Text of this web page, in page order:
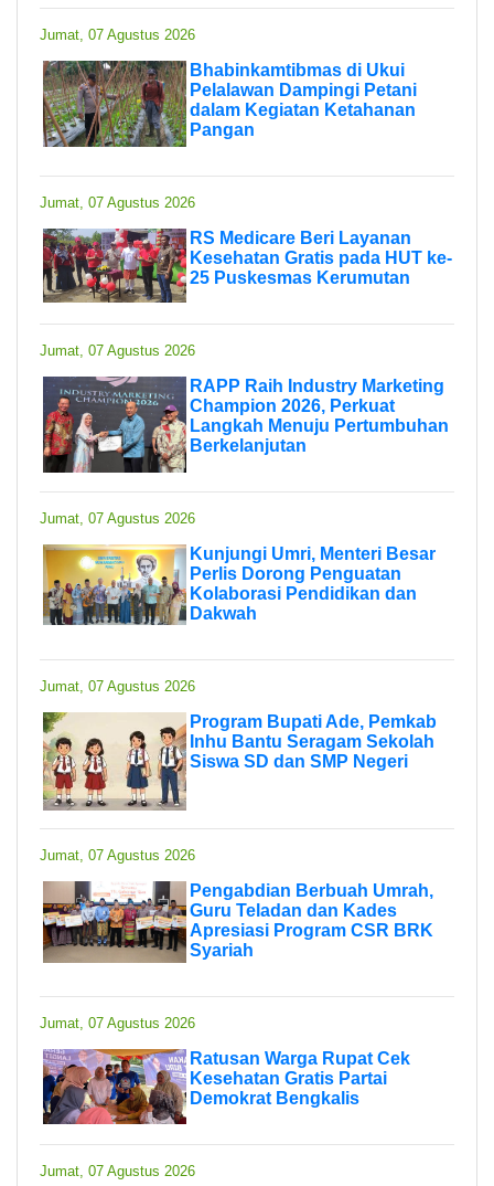
Jumat, 07 Agustus 2026
Bhabinkamtibmas di Ukui
Pelalawan Dampingi Petani
dalam Kegiatan Ketahanan
Pangan
Jumat, 07 Agustus 2026
RS Medicare Beri Layanan
Kesehatan Gratis pada HUT ke-
25 Puskesmas Kerumutan
Jumat, 07 Agustus 2026
RAPP Raih Industry Marketing
Champion 2026, Perkuat
Langkah Menuju Pertumbuhan
Berkelanjutan
Jumat, 07 Agustus 2026
Kunjungi Umri, Menteri Besar
Perlis Dorong Penguatan
Kolaborasi Pendidikan dan
Dakwah
Jumat, 07 Agustus 2026
Program Bupati Ade, Pemkab
Inhu Bantu Seragam Sekolah
Siswa SD dan SMP Negeri
Jumat, 07 Agustus 2026
Pengabdian Berbuah Umrah,
Guru Teladan dan Kades
Apresiasi Program CSR BRK
Syariah
Jumat, 07 Agustus 2026
Ratusan Warga Rupat Cek
Kesehatan Gratis Partai
Demokrat Bengkalis
Jumat, 07 Agustus 2026